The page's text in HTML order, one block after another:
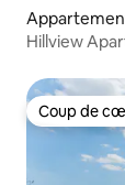
Hillview
Coup de
Coup de